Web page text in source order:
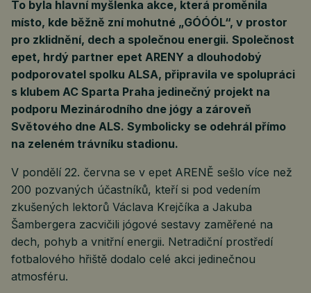
To byla hlavní myšlenka akce, která proměnila
místo, kde běžně zní mohutné „GÓÓÓL“, v prostor
pro zklidnění, dech a společnou energii. Společnost
epet, hrdý partner epet ARENY a dlouhodobý
podporovatel spolku ALSA, připravila ve spolupráci
s klubem AC Sparta Praha jedinečný projekt na
podporu Mezinárodního dne jógy a zároveň
Světového dne ALS. Symbolicky se odehrál přímo
na zeleném trávníku stadionu.
V pondělí 22. června se v epet ARENĚ sešlo více než
200 pozvaných účastníků, kteří si pod vedením
zkušených lektorů Václava Krejčíka a Jakuba
Šambergera zacvičili jógové sestavy zaměřené na
dech, pohyb a vnitřní energii. Netradiční prostředí
fotbalového hřiště dodalo celé akci jedinečnou
atmosféru.